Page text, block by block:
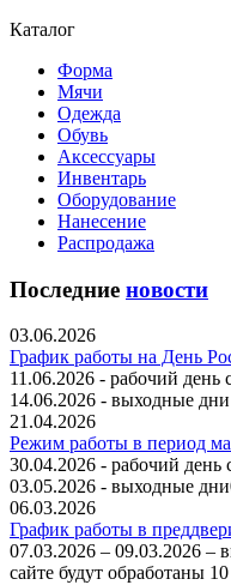
Каталог
Форма
Мячи
Одежда
Обувь
Аксессуары
Инвентарь
Оборудование
Нанесение
Распродажа
Последние новости
03.06.2026
График работы на День
11.06.2026 - рабочий день
14.06.2026 - выходные
21.04.2026
Режим работы в период
30.04.2026 - рабочий день
03.05.2026 - выходные
06.03.2026
График работы в
07.03.2026 – 09.03.2026 –
сайте будут обработаны